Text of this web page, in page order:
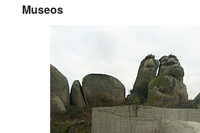
Museos